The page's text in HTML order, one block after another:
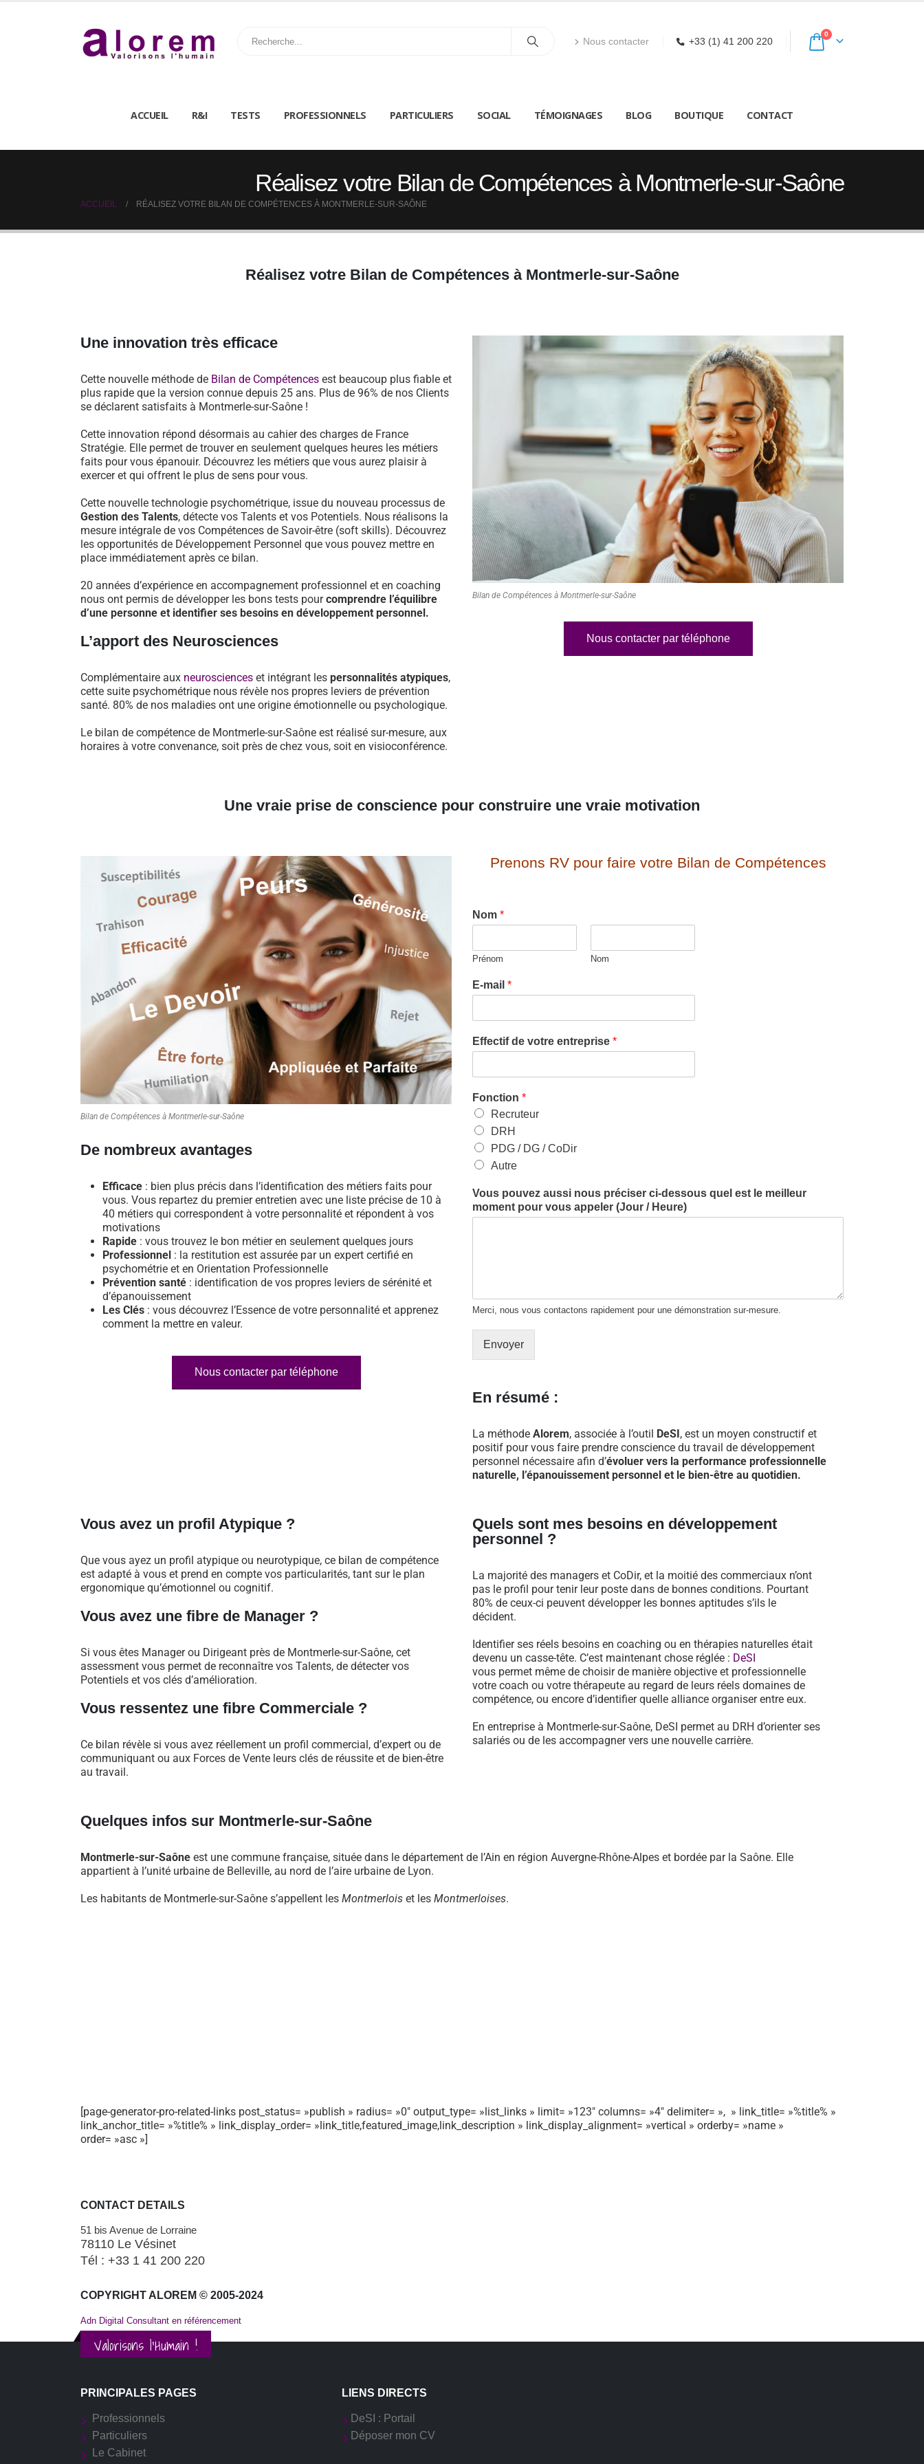
Nous contacter +33 (1) 41 200 220
0
ACCUEIL R&I TESTS PROFESSIONNELS PARTICULIERS SOCIAL TÉMOIGNAGES BLOG BOUTIQUE CONTACT
Réalisez votre Bilan de Compétences à Montmerle-sur-Saône
ACCUEIL RÉALISEZ VOTRE BILAN DE COMPÉTENCES À MONTMERLE-SUR-SAÔNE
Réalisez votre Bilan de Compétences à Montmerle-sur-Saône
Une innovation très efficace
Cette nouvelle méthode de Bilan de Compétences est beaucoup plus fiable et
plus rapide que la version connue depuis 25 ans. Plus de 96% de nos Clients
se déclarent satisfaits à Montmerle-sur-Saône !
Cette innovation répond désormais au cahier des charges de France
Stratégie. Elle permet de trouver en seulement quelques heures les métiers
faits pour vous épanouir. Découvrez les métiers que vous aurez plaisir à
exercer et qui offrent le plus de sens pour vous.
Cette nouvelle technologie psychométrique, issue du nouveau processus de
Gestion des Talents, détecte vos Talents et vos Potentiels. Nous réalisons la
mesure intégrale de vos Compétences de Savoir-être (soft skills). Découvrez
les opportunités de Développement Personnel que vous pouvez mettre en
place immédiatement après ce bilan.
20 années d’expérience en accompagnement professionnel et en coaching
nous ont permis de développer les bons tests pourcomprendre l’équilibre
d’une personne et identifier ses besoins en développement personnel.
L’apport des Neurosciences
Complémentaire aux neurosciences et intégrant les personnalités atypiques,
cette suite psychométrique nous révèle nos propres leviers de prévention
santé. 80% de nos maladies ont une origine émotionnelle ou psychologique.
Le bilan de compétence de Montmerle-sur-Saône est réalisé sur-mesure, aux
horaires à votre convenance, soit près de chez vous, soit en visioconférence.
Bilan de Compétences à Montmerle-sur-Saône
Nous contacter par téléphone
Une vraie prise de conscience pour construire une vraie motivation
Bilan de Compétences à Montmerle-sur-Saône
De nombreux avantages
Efficace : bien plus précis dans l’identification des métiers faits pour
vous. Vous repartez du premier entretien avec une liste précise de 10 à
40 métiers qui correspondent à votre personnalité et répondent à vos
motivations
Rapide : vous trouvez le bon métier en seulement quelques jours
Professionnel : la restitution est assurée par un expert certifié en
psychométrie et en Orientation Professionnelle
Prévention santé : identification de vos propres leviers de sérénité et
d’épanouissement
Les Clés : vous découvrez l’Essence de votre personnalité et apprenez
comment la mettre en valeur.
Nous contacter par téléphone
Prenons RV pour faire votre Bilan de Compétences
Nom *
Prénom Nom
E-mail *
Effectif de votre entreprise *
Fonction *
Recruteur
DRH
PDG / DG / CoDir
Autre
Vous pouvez aussi nous préciser ci-dessous quel est le meilleur
moment pour vous appeler (Jour / Heure)
Merci, nous vous contactons rapidement pour une démonstration sur-mesure.
Envoyer
En résumé :
La méthode Alorem, associée à l’outil DeSI, est un moyen constructif et
positif pour vous faire prendre conscience du travail de développement
personnel nécessaire afin d’évoluer vers la performance professionnelle
naturelle, l’épanouissement personnel et le bien-être au quotidien.
Vous avez un profil Atypique ?
Que vous ayez un profil atypique ou neurotypique, ce bilan de compétence
est adapté à vous et prend en compte vos particularités, tant sur le plan
ergonomique qu’émotionnel ou cognitif.
Vous avez une fibre de Manager ?
Si vous êtes Manager ou Dirigeant près de Montmerle-sur-Saône, cet
assessment vous permet de reconnaître vos Talents, de détecter vos
Potentiels et vos clés d’amélioration.
Vous ressentez une fibre Commerciale ?
Ce bilan révèle si vous avez réellement un profil commercial, d’expert ou de
communiquant ou aux Forces de Vente leurs clés de réussite et de bien-être
au travail.
Quels sont mes besoins en développement
personnel ?
La majorité des managers et CoDir, et la moitié des commerciaux n’ont
pas le profil pour tenir leur poste dans de bonnes conditions. Pourtant
80% de ceux-ci peuvent développer les bonnes aptitudes s’ils le
décident.
Identifier ses réels besoins en coaching ou en thérapies naturelles était
devenu un casse-tête. C’est maintenant chose réglée : DeSI
vous permet même de choisir de manière objective et professionnelle
votre coach ou votre thérapeute au regard de leurs réels domaines de
compétence, ou encore d’identifier quelle alliance organiser entre eux.
En entreprise à Montmerle-sur-Saône, DeSI permet au DRH d’orienter ses
salariés ou de les accompagner vers une nouvelle carrière.
Quelques infos sur Montmerle-sur-Saône
Montmerle-sur-Saône est une commune française, située dans le département de l’Ain en région Auvergne-Rhône-Alpes et bordée par la Saône. Elle
appartient à l’unité urbaine de Belleville, au nord de l’aire urbaine de Lyon.
Les habitants de Montmerle-sur-Saône s’appellent les Montmerlois et les Montmerloises.
[page-generator-pro-related-links post_status= »publish » radius= »0″ output_type= »list_links » limit= »123″ columns= »4″ delimiter= », » link_title= »%title% »
link_anchor_title= »%title% » link_display_order= »link_title,featured_image,link_description » link_display_alignment= »vertical » orderby= »name »
order= »asc »]
CONTACT DETAILS
51 bis Avenue de Lorraine
78110 Le Vésinet
Tél : +33 1 41 200 220
COPYRIGHT ALOREM © 2005-2024
Adn Digital Consultant en référencement
Valorisons l'Humain !
PRINCIPALES PAGES
Professionnels
Particuliers
Le Cabinet
LIENS DIRECTS
DeSI : Portail
Déposer mon CV